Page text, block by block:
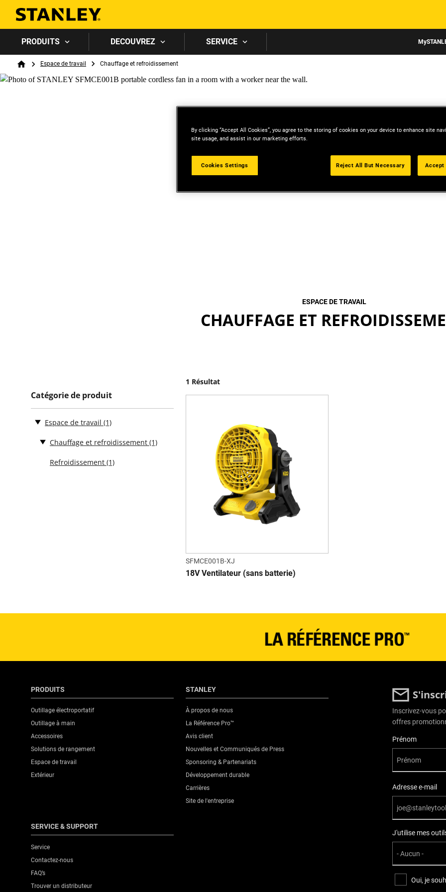
PRODUITS DECOUVREZ SERVICE
Breadcrumb
HomeEspace de travail Chauffage et refroidissement
ESPACE DE TRAVAIL
CHAUFFAGE ET
Catégorie de produit
Espace de travail (1)
Chauffage et refroidissement (1)
Refroidissement (1)
1 Résultat
SFMCE001B-XJ
18V Ventilateur (sans batterie)
PRODUITS
Outillage électroportatif
Outillage à main
Accessoires
Solutions de rangement
Espace de travail
Extérieur
STANLEY
À propos de nous
La Référence Pro™
Avis client
Nouvelles et Communiqués de Press
Sponsoring & Partenariats
Développement durable
Carrières
Site de l'entreprise
SERVICE & SUPPORT
Service
Contactez-nous
FAQ’s
Trouver un distributeur
Inscrivez-vous
offres
User Details
Prénom
Adresse e-mail
J'utilise mes
Oui, je
By clicking “Accept All Cookies”, you agree to the storing of cookies on your device to enhance site
site usage, and assist in our marketing efforts.
Cookies Settings Reject All But Necessary Accept